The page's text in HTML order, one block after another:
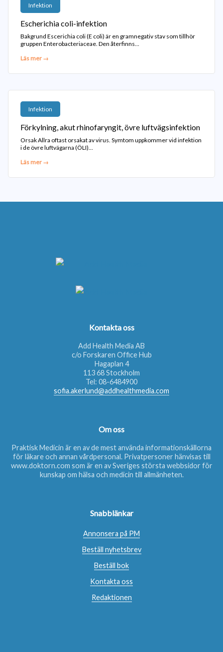
Infektion
Escherichia coli-infektion
Bakgrund Escerichia coli (E coli) är en gramnegativ stav som tillhör
gruppen Enterobacteriaceae. Den återfinns...
Läs mer →
Infektion
Förkylning, akut rhinofaryngit, övre luftvägsinfektion
Orsak Allra oftast orsakat av virus. Symtom uppkommer vid infektion
i de övre luftvägarna (ÖLI)...
Läs mer →
Kontakta oss
Add Health Media AB
c/o Forskaren Office Hub
Hagaplan 4
113 68 Stockholm
Tel: 08-6484900
sofia.akerlund@addhealthmedia.com
Om oss
Praktisk Medicin är en av de mest använda informationskällorna
för läkare och annan vårdpersonal. Privatpersoner hänvisas till
www.doktorn.com som är en av Sveriges största webbsidor för
kunskap om hälsa och medicin till allmänheten.
Snabblänkar
Annonsera på PM
Beställ nyhetsbrev
Beställ bok
Kontakta oss
Redaktionen